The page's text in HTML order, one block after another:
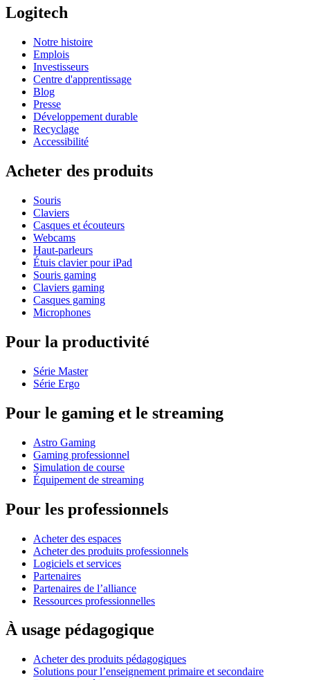
Logitech
Notre histoire
Emplois
Investisseurs
Centre d'apprentissage
Blog
Presse
Développement durable
Recyclage
Accessibilité
Acheter des produits
Souris
Claviers
Casques et écouteurs
Webcams
Haut-parleurs
Étuis clavier pour iPad
Souris gaming
Claviers gaming
Casques gaming
Microphones
Pour la productivité
Série Master
Série Ergo
Pour le gaming et le streaming
Astro Gaming
Gaming professionnel
Simulation de course
Équipement de streaming
Pour les professionnels
Acheter des espaces
Acheter des produits professionnels
Logiciels et services
Partenaires
Partenaires de l’alliance
Ressources professionnelles
À usage pédagogique
Acheter des produits pédagogiques
Solutions pour l’enseignement primaire et secondaire